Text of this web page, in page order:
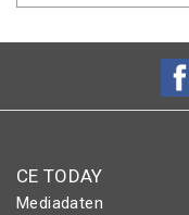
CE TODAY
Mediadaten